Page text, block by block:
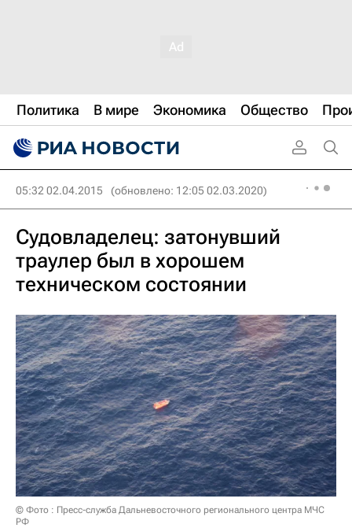
Политика В мире Экономика Общество
05:32 02.04.2015 (обновлено: 12:05 02.03.2020)
Судовладелец: затонувший
траулер был в хорошем
техническом состоянии
© Фото : Пресс-служба Дальневосточного регионального центра МЧС
РФ